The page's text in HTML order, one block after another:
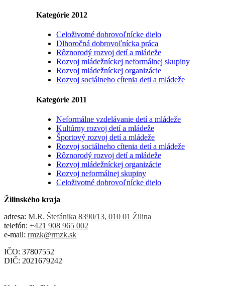
Kategórie 2012
Celoživotné dobrovoľnícke dielo
Dlhoročná dobrovoľnícka práca
Rôznorodý rozvoj detí a mládeže
Rozvoj mládežníckej neformálnej skupiny
Rozvoj mládežníckej organizácie
Rozvoj sociálneho cítenia deti a mládeže
Kategórie 2011
Neformálne vzdelávanie detí a mládeže
Kultúrny rozvoj detí a mládeže
Športový rozvoj detí a mládeže
Rozvoj sociálneho cítenia detí a mládeže
Rôznorodý rozvoj detí a mládeže
Rozvoj mládežníckej organizácie
Rozvoj neformálnej skupiny
Celoživotné dobrovoľnícke dielo
Žilinského kraja
adresa: M.R. Štefánika 8390/13, 010 01 Žilina
telefón: +421 908 965 002
e-mail: rmzk@rmzk.sk
IČO: 37807552
DIČ: 2021679242